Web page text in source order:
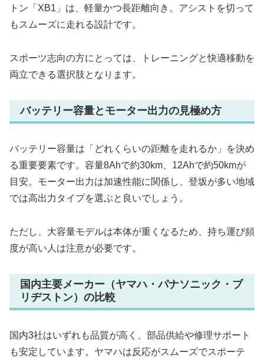
トン「XB1」は、軽量かつ長距離向き。アシストを切って
もスムーズに走れる設計です。
スポーツ志向の方にとっては、トレーニングと快適移動を
両立できる選択肢となります。
バッテリー容量とモーター出力の見極め方
バッテリー容量は「どれくらいの距離を走れるか」を決め
る重要要素です。容量8Ahで約30km、12Ahで約50kmが
目安。モーター出力は加速性能に関係し、登坂が多い地域
では高出力タイプを選ぶと良いでしょう。
ただし、大容量モデルは本体が重くなるため、持ち運び頻
度が高い人は注意が必要です。
国内主要メーカー（ヤマハ・パナソニック・ブ
リヂストン）の比較
国内3社はいずれも品質が高く、部品供給や修理サポート
も安定しています。ヤマハは反応がスムーズでスポーテ